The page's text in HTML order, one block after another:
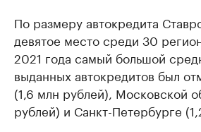
По размеру автокредита
девятое место среди 30
2021 года самый большой
выданных автокредитов был
(1,6 млн рублей), Московской
рублей) и Санкт-Петербурге